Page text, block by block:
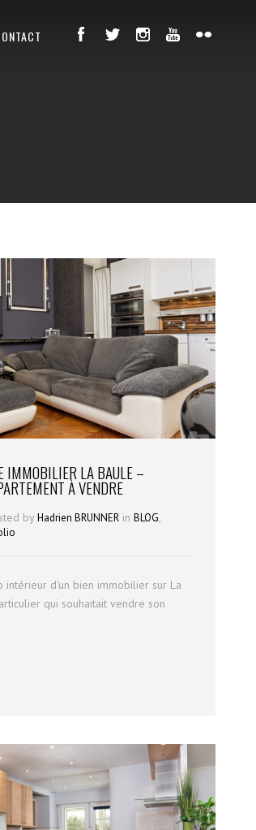
IMMOBILIER LA BAULE –
À VENDRE
byHadrien BRUNNER inBLOG,
intérieur d'un bien immobilier sur La
qui souhaitait vendre son